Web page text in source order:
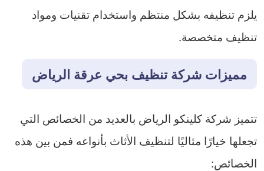
يلزم تنظيفه بشكل منتظم واستخدام تقنيات ومواد
تنظيف متخصصة.
مميزات شركة تنظيف بحي عرقة الرياض
تتميز شركة كلينكو الرياض بالعديد من الخصائص التي
تجعلها خيارًا مثاليًا لتنظيف الأثاث بأنواعه فمن بين هذه
الخصائص: